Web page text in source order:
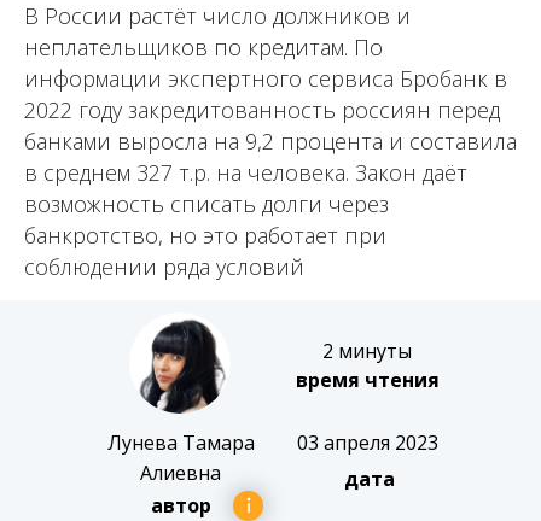
В России растёт число должников и
неплательщиков по кредитам. По
информации экспертного сервиса Бробанк в
2022 году закредитованность россиян перед
банками выросла на 9,2 процента и составила
в среднем 327 т.р. на человека. Закон даёт
возможность списать долги через
банкротство, но это работает при
соблюдении ряда условий
03 апреля 2023
дата
2 минуты
время чтения
Лунева Тамара
Алиевна
автор